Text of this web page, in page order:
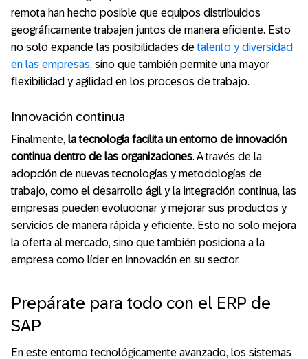
remota han hecho posible que equipos distribuidos
geográficamente trabajen juntos de manera eficiente. Esto
no solo expande las posibilidades detalento y diversidad
en las empresas, sino que también permite una mayor
flexibilidad y agilidad en los procesos de trabajo.
Innovación continua
Finalmente, la tecnología facilita un entorno de innovación
continua dentro de las organizaciones. A través de la
adopción de nuevas tecnologías y metodologías de
trabajo, como el desarrollo ágil y la integración continua, las
empresas pueden evolucionar y mejorar sus productos y
servicios de manera rápida y eficiente. Esto no solo mejora
la oferta al mercado, sino que también posiciona a la
empresa como líder en innovación en su sector.
Prepárate para todo con el ERP de
SAP
En este entorno tecnológicamente avanzado, los sistemas